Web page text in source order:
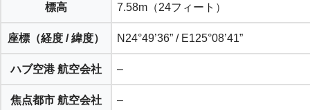
標高 7.58m（24フィート）
座標（経度 / 緯度） N24°49’36” / E125°08’41”
ハブ空港 航空会社 –
焦点都市 航空会社 –